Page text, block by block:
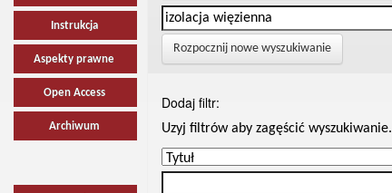
Instrukcja
Aspekty prawne
Open Access
Archiwum
Rozpocznij nowe wyszukiwanie
Dodaj filtr:
Uzyj filtrów aby zagęścić wyszukiwanie.